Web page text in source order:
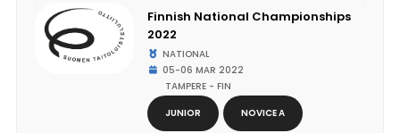
Finnish National Championships
2022
NATIONAL
05-06 MAR 2022
TAMPERE - FIN
JUNIOR
NOVICE A